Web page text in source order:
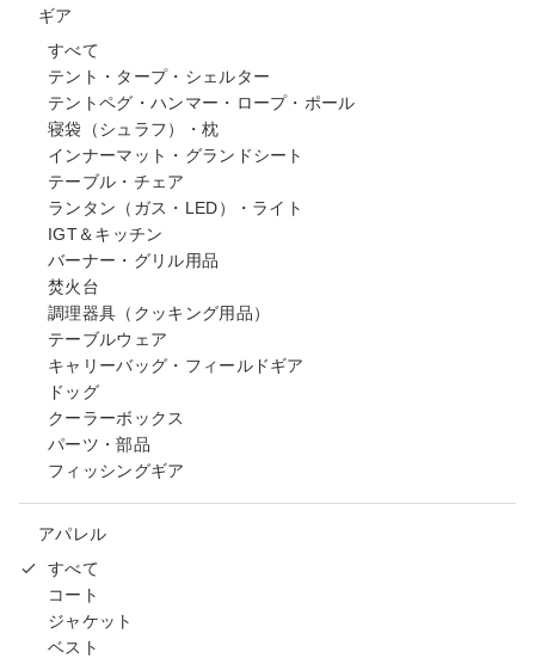
ギア
すべて
テント・タープ・シェルター
テントペグ・ハンマー・ロープ・ポール
寝袋（シュラフ）・枕
インナーマット・グランドシート
テーブル・チェア
ランタン（ガス・LED）・ライト
IGT＆キッチン
バーナー・グリル用品
焚火台
調理器具（クッキング用品）
テーブルウェア
キャリーバッグ・フィールドギア
ドッグ
クーラーボックス
パーツ・部品
フィッシングギア
アパレル
すべて
コート
ジャケット
ベスト